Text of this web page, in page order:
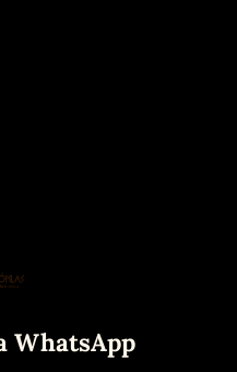
WhatsApp